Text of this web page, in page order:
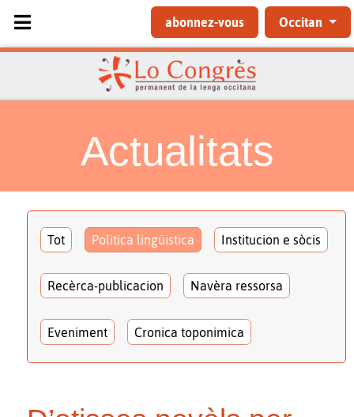
Sélectionnez votre langue
abonnez-vous Occitan
Actualitats
Tot Politica lingüistica Institucion e sòcis
Recèrca-publicacion Navèra ressorsa
Eveniment Cronica toponimica